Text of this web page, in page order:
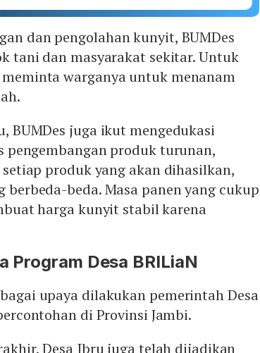
dan pengolahan kunyit, BUMDes
tani dan masyarakat sekitar. Untuk
warganya untuk menanam
BUMDes juga ikut mengedukasi
pengembangan produk turunan,
produk yang akan dihasilkan,
beda. Masa panen yang cukup
harga kunyit stabil karena
Program Desa BRILiaN
upaya dilakukan pemerintah Desa
di Provinsi Jambi.
Desa Ibru juga telah dijadikan